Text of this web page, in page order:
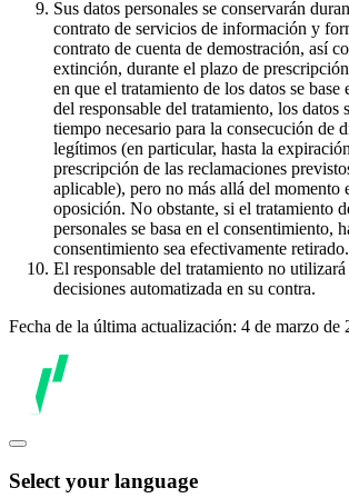
Sus datos personales se conservarán
contrato de servicios de información y
contrato de cuenta de demostración, así
extinción, durante el plazo de
en que el tratamiento de los datos se
del responsable del tratamiento, los datos
tiempo necesario para la consecución de
legítimos (en particular, hasta la
prescripción de las reclamaciones
aplicable), pero no más allá del momento
oposición. No obstante, si el tratamiento
personales se basa en el consentimiento,
consentimiento sea efectivamente retirado.
El responsable del tratamiento no
decisiones automatizada en su contra.
Fecha de la última actualización: 4 de marzo de
Select your language